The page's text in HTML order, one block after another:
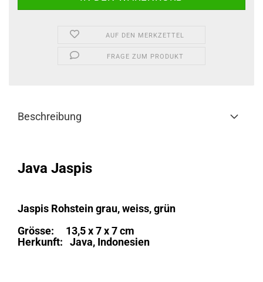
AUF DEN MERKZETTEL
FRAGE ZUM PRODUKT
Beschreibung
Java Jaspis
Jaspis Rohstein grau, weiss, grün
Grösse: 13,5 x 7 x 7 cm
Herkunft: Java, Indonesien